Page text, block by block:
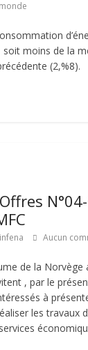
monde
soit moins de la
(2,%8).
Aucun
de la
, par le
à
les travaux